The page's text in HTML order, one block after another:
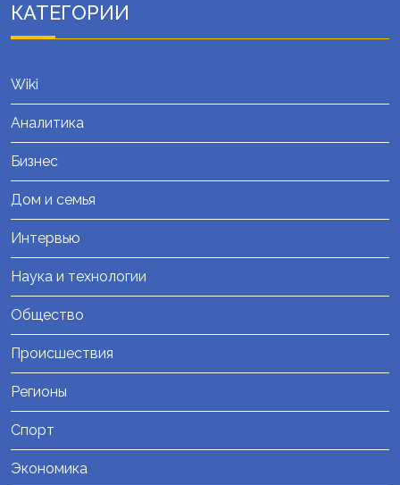
КАТЕГОРИИ
Wiki
Аналитика
Бизнес
Дом и семья
Интервью
Наука и технологии
Общество
Происшествия
Регионы
Спорт
Экономика